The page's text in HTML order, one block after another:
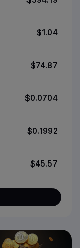
$1.04
$74.87
$0.0704
$0.1992
$45.57